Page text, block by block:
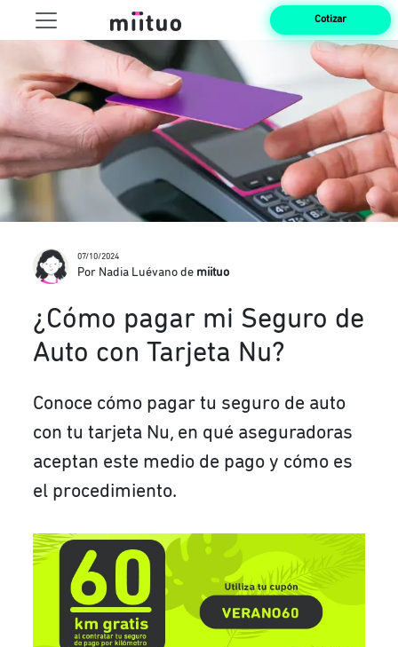
Cotizar
07/10/2024
Por Nadia Luévano de miituo
¿Cómo pagar mi Seguro de
Auto con Tarjeta Nu?
Conoce cómo pagar tu seguro de auto
con tu tarjeta Nu, en qué aseguradoras
aceptan este medio de pago y cómo es
el procedimiento.